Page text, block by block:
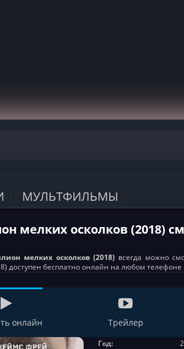
МУЛЬТФИЛЬМЫ
мелких осколков (2018)
мелких осколков (2018) всегда можно
доступен бесплатно онлайн на любом
онлайн Трейлер
Год: